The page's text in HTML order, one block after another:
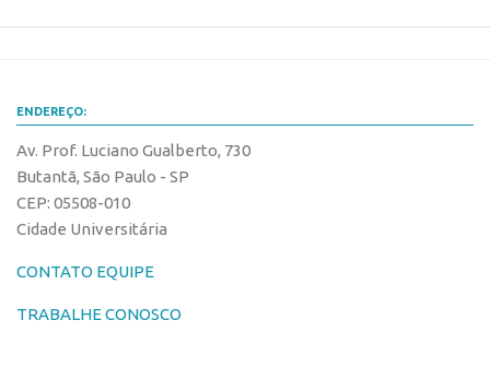
Patrimônio Genético
Transferência de Tecnologia
Editais de Transferência de Tecnologia
PD&I
PIPE/FAPESP
Desenho Industrial
VPI – Vocação para Inovação
Patrimônio Genético
Transferência de Tecnologia
Editais de Transferência de Tecnologia
ENDEREÇO:
Av. Prof. Luciano Gualberto, 730
Butantã, São Paulo - SP
CEP: 05508-010
Cidade Universitária
CONTATO EQUIPE
TRABALHE CONOSCO